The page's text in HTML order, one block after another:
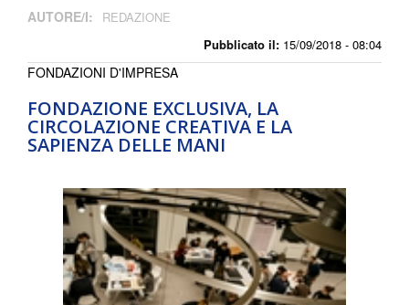
Pubblicato il: 15/09/2018 - 08:04
AUTORE/I: REDAZIONE
FONDAZIONE EXCLUSIVA, LA
CIRCOLAZIONE CREATIVA E LA
SAPIENZA DELLE MANI
FONDAZIONI D'IMPRESA